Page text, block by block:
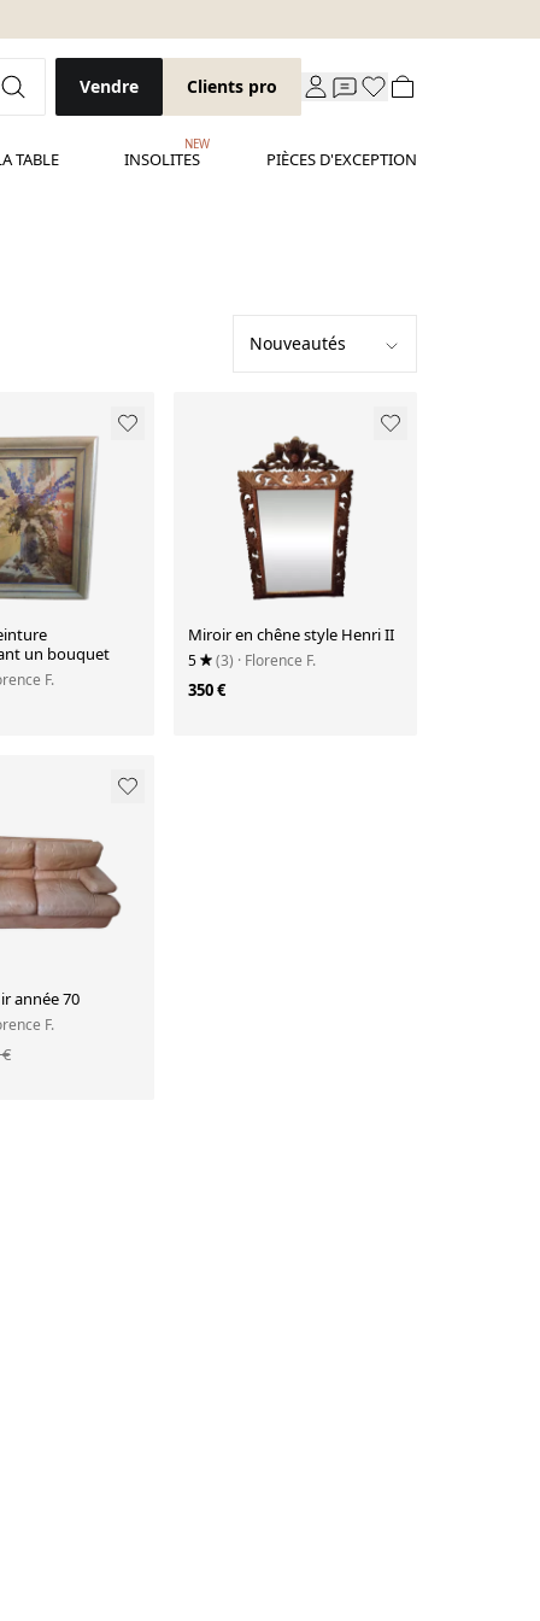
Vendre Clients pro
TABLE INSOLITES
NEW
PIÈCES D'EXCEPTION
un bouquet
F.
Miroir en chêne style Henri II
5 (3) · Florence F.
350 €
Canapé cuir année 70
F.